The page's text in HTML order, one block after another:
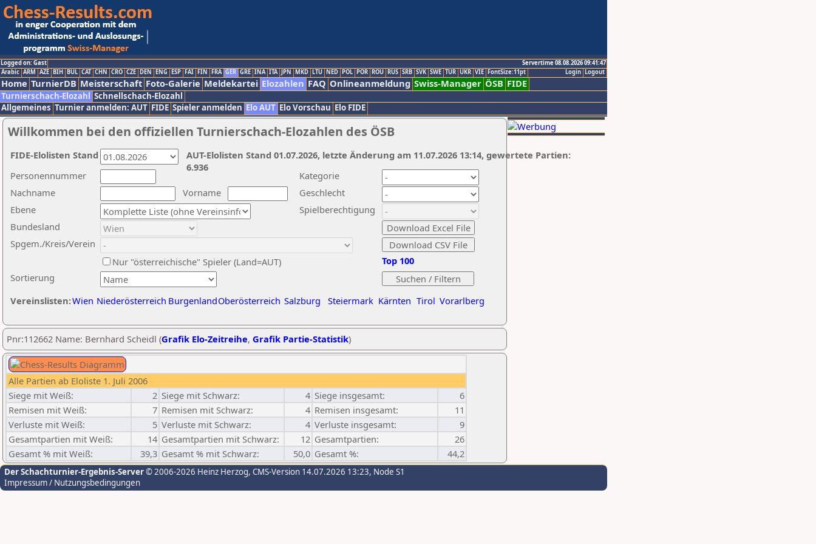
Logged on: Gast
Servertime 08.08.2026 09:41:47
Logout
Login
Arabic ARM AZE BIH BUL CAT CHN CRO CZE DEN ENG ESP FAI FIN FRA GER GRE INA ITA JPN MKD LTU NED POL POR ROU RUS SRB SVK SWE TUR UKR VIE FontSize:11pt
Home TurnierDB Meisterschaft Foto-Galerie Meldekartei Elozahlen FAQ Onlineanmeldung Swiss-Manager ÖSB FIDE
Turnierschach-Elozahl Schnellschach-Elozahl
Allgemeines Turnier anmelden: AUT FIDE Spieler anmelden Elo AUT Elo Vorschau Elo FIDE
Willkommen bei den offiziellen Turnierschach-Elozahlen des ÖSB
Nachname
Vorname
Ebene
Kategorie
Sortierung
Personennummer
Bundesland
Spgem./Kreis/Verein
Geschlecht
Nur "österreichische" Spieler (Land=AUT)
Spielberechtigung
Vereinslisten:Wien Niederösterreich BurgenlandOberösterreich Salzburg Steiermark Kärnten Tirol Vorarlberg
Top 100
AUT-Elolisten Stand 01.07.2026, letzte Änderung am 11.07.2026 13:14, gewertete Partien:
6.936
FIDE-Elolisten Stand
Pnr:112662 Name: Bernhard Scheidl (Grafik Elo-Zeitreihe, Grafik Partie-Statistik)
Alle Partien ab Eloliste 1. Juli 2006
Siege mit Weiß:
2 Siege mit Schwarz: 4 Siege insgesamt:
6
Remisen mit Weiß:
7 Remisen mit Schwarz: 4 Remisen insgesamt:
11
Verluste mit Weiß:
5 Verluste mit Schwarz: 4 Verluste insgesamt:
9
Gesamtpartien mit Weiß:
14 Gesamtpartien mit Schwarz: 12 Gesamtpartien:
26
Gesamt % mit Weiß:
39,3 Gesamt % mit Schwarz: 50,0 Gesamt %: 44,2
Der Schachturnier-Ergebnis-Server© 2006-2026 Heinz Herzog, CMS-Version 14.07.2026 13:23, Node S1
Impressum / Nutzungsbedingungen